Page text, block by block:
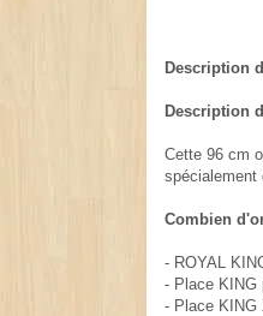
Description
Description
Cette 96 cm
spécialement
Combien
- ROYAL
- Place KING
- Place KING